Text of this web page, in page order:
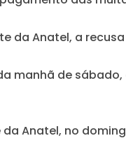
da Anatel, a
manhã de
Anatel, no